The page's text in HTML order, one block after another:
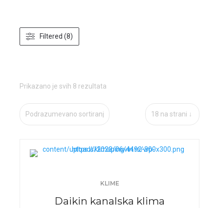
Prikazano je svih 8 rezultata
KLIME
Daikin kanalska klima
Filtered (8)